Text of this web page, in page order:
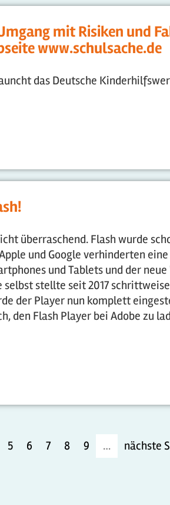
mit Risiken und
www.schulsache.de
das Deutsche
überraschend. Flash wurde
und Google verhinderten
und Tablets und der
selbst stellte seit 2017
der Player nun komplett
den Flash Player bei Adobe zu
5 6 7 8 9 …
nächste